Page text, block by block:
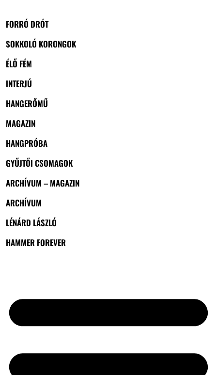
FORRÓ DRÓT
SOKKOLÓ KORONGOK
ÉLŐ FÉM
INTERJÚ
HANGERŐMŰ
MAGAZIN
HANGPRÓBA
GYŰJTŐI CSOMAGOK
ARCHÍVUM – MAGAZIN
ARCHÍVUM
LÉNÁRD LÁSZLÓ
HAMMER FOREVER